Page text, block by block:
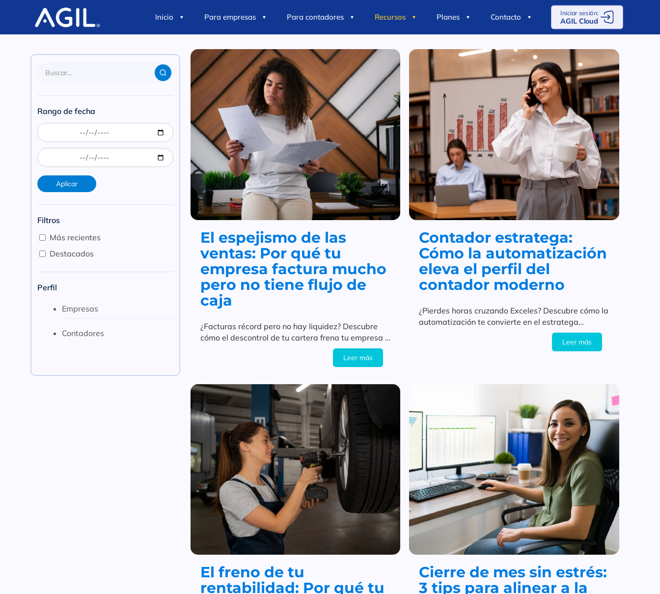
Inicio Para empresas Para contadores Recursos Planes Contacto Iniciar sesión:
AGIL Cloud
Rango de fecha
Aplicar
Filtros
Más recientes
Destacados
Perfil
Empresas
Contadores
El espejismo de las
ventas: Por qué tu
empresa factura mucho
pero no tiene flujo de
caja
¿Facturas récord pero no hay liquidez? Descubre
cómo el descontrol de tu cartera frena tu empresa y
Leer más
Contador estratega:
Cómo la automatización
eleva el perfil del
contador moderno
¿Pierdes horas cruzando Exceles? Descubre cómo la
automatización te convierte en el estratega
Leer más
El freno de tu
rentabilidad: Por qué tu
Cierre de mes sin estrés:
3 tips para alinear a la